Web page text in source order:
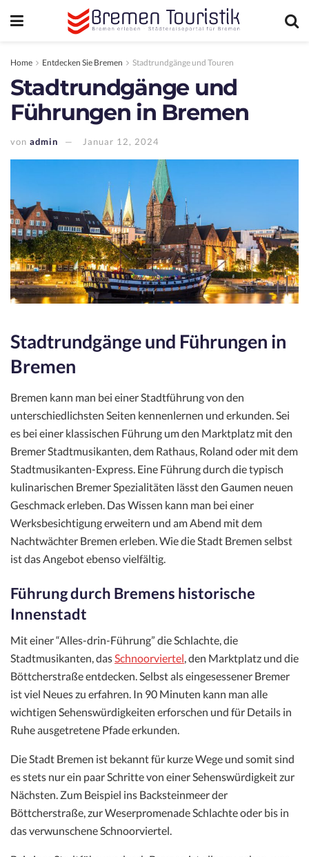
Home Entdecken Sie Bremen Stadtrundgänge und Touren
Stadtrundgänge und
Führungen in Bremen
von admin Januar 12, 2024
Stadtrundgänge und Führungen in
Bremen
Bremen kann man bei einer Stadtführung von den
unterschiedlichsten Seiten kennenlernen und erkunden. Sei
es bei einer klassischen Führung um den Marktplatz mit den
Bremer Stadtmusikanten, dem Rathaus, Roland oder mit dem
Stadtmusikanten-Express. Eine Führung durch die typisch
kulinarischen Bremer Spezialitäten lässt den Gaumen neuen
Geschmack erleben. Das Wissen kann man bei einer
Werksbesichtigung erweitern und am Abend mit dem
Nachtwächter Bremen erleben. Wie die Stadt Bremen selbst
ist das Angebot ebenso vielfältig.
Führung durch Bremens historische
Innenstadt
Mit einer “Alles-drin-Führung” die Schlachte, die
Stadtmusikanten, dasSchnoorviertel, den Marktplatz und die
Böttcherstraße entdecken. Selbst als eingesessener Bremer
ist viel Neues zu erfahren. In 90 Minuten kann man alle
wichtigen Sehenswürdigkeiten erforschen und für Details in
Ruhe ausgetretene Pfade erkunden.
Die Stadt Bremen ist bekannt für kurze Wege und somit sind
es stets nur ein paar Schritte von einer Sehenswürdigkeit zur
Nächsten. Zum Beispiel ins Backsteinmeer der
Böttcherstraße, zur Weserpromenade Schlachte oder bis in
das verwunschene Schnoorviertel.